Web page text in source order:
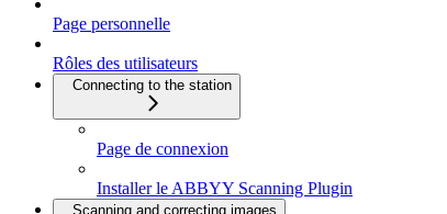
Page personnelle
Rôles des utilisateurs
Connecting to the station
Page de connexion
Installer le ABBYY Scanning Plugin
Scanning and correcting images